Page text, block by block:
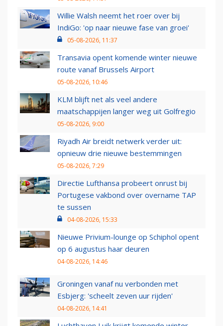
Willie Walsh neemt het roer over bij
IndiGo: 'op naar nieuwe fase van groei'
05-08-2026, 11:37
Transavia opent komende winter nieuwe
route vanaf Brussels Airport
05-08-2026, 10:46
KLM blijft net als veel andere
maatschappijen langer weg uit Golfregio
05-08-2026, 9:00
Riyadh Air breidt netwerk verder uit:
opnieuw drie nieuwe bestemmingen
05-08-2026, 7:29
Directie Lufthansa probeert onrust bij
Portugese vakbond over overname TAP
te sussen
04-08-2026, 15:33
Nieuwe Privium-lounge op Schiphol opent
op 6 augustus haar deuren
04-08-2026, 14:46
Groningen vanaf nu verbonden met
Esbjerg: 'scheelt zeven uur rijden'
04-08-2026, 14:41